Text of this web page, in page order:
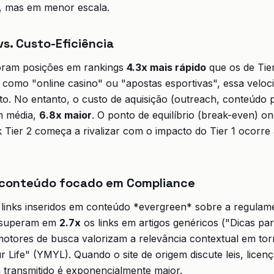
em menor escala.
Custo-Eficiência
posições em rankings 4.3x mais rápido que os de
"online casino" ou "apostas esportivas", essa
No entanto, o custo de aquisição (outreach, conteúdo
média, 6.8x maior. O ponto de equilíbrio (break-even)
Tier 2 começa a rivalizar com o impacto do Tier 1 ocorre
focado em Compliance
inseridos em conteúdo *evergreen* sobre a
em 2.7x os links em artigos genéricos ("Dicas
de busca valorizam a relevância contextual em
Life" (YMYL). Quando o site de origem discute leis,
é exponencialmente maior.